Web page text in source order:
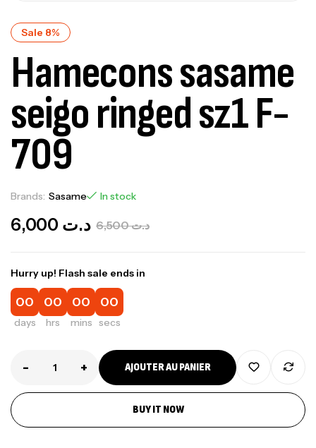
Sale 8%
Hamecons sasame
seigo ringed sz1 F-
709
Brands: Sasame In stock
د.ت6,500 د.ت
Hurry up! Flash sale ends in
00
days
00
hrs
00
mins
00
secs
- + AJOUTER AU PANIER
BUY IT NOW